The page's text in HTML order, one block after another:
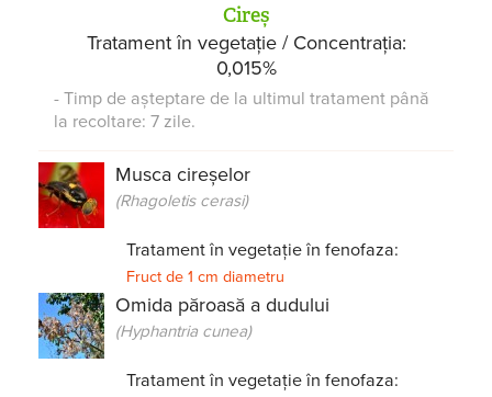
Cireș
Tratament în vegetație / Concentrația:
0,015%
- Timp de așteptare de la ultimul tratament până
la recoltare: 7 zile.
Musca cireșelor
(Rhagoletis cerasi)
Tratament în vegetație în fenofaza:
Fruct de 1 cm diametru
Omida păroasă a dudului
(Hyphantria cunea)
Tratament în vegetație în fenofaza: